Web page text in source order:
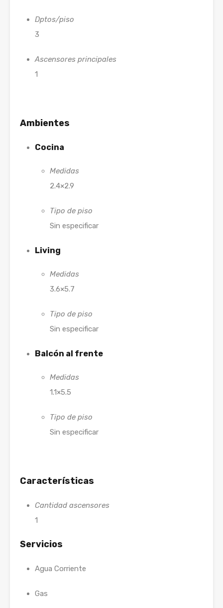
Dptos/piso
3
Ascensores principales
1
Ambientes
Cocina
Medidas
2.4×2.9
Tipo de piso
Sin especificar
Living
Medidas
3.6×5.7
Tipo de piso
Sin especificar
Balcón al frente
Medidas
1.1×5.5
Tipo de piso
Sin especificar
Características
Cantidad ascensores
1
Servicios
Agua Corriente
Gas